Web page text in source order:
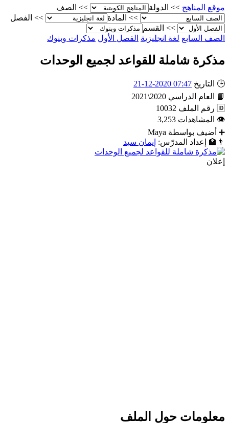
موقع المناهج >> الدولة >>
الصف
>>
المادة >>
الفصل
>>
القسم
الصف السابع لغة انجليزية الفصل الأول مذكرات وبنوك
مذكرة شاملة للقواعد لجميع الوحدات
🕒 التاريخ 07:47 2020-12-21
📘
العام الدراسي 2020\2021
🆔 رقم الملف 10032
👁
المشاهدات 3,253
➕
أضيف بواسطة Maya
👨‍🏫
إعداد المدرّس: إيمان سيد
إعلان
معلومات حول الملف